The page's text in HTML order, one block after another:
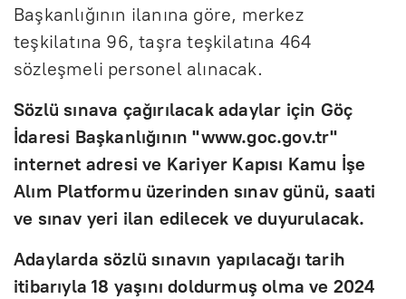
Başkanlığının ilanına göre, merkez
teşkilatına 96, taşra teşkilatına 464
sözleşmeli personel alınacak.
Sözlü sınava çağırılacak adaylar için Göç
İdaresi Başkanlığının "www.goc.gov.tr"
internet adresi ve Kariyer Kapısı Kamu İşe
Alım Platformu üzerinden sınav günü, saati
ve sınav yeri ilan edilecek ve duyurulacak.
Adaylarda sözlü sınavın yapılacağı tarih
itibarıyla 18 yaşını doldurmuş olma ve 2024